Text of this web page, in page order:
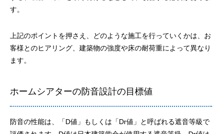
す。
上記のポイントを押さえ、どのような施工を行っていくかは、お
客様とのヒアリング、建築物の強度や床の耐荷重によって異なり
ます。
ホームシアターの防音設計の目標値
防音の性能は、「D値」もしくは「Dr値」と呼ばれる遮音等級で